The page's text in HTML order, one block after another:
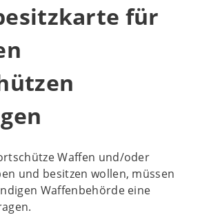
für
Waffen und/oder
und besitzen wollen, müssen
Waffenbehörde eine